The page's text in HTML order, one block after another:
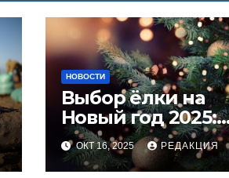
НОВОСТИ
Выбор ёлки на
Новый год 2025:
тренды и советы
для идеального
ОКТ 16, 2025 РЕДАКЦИЯ